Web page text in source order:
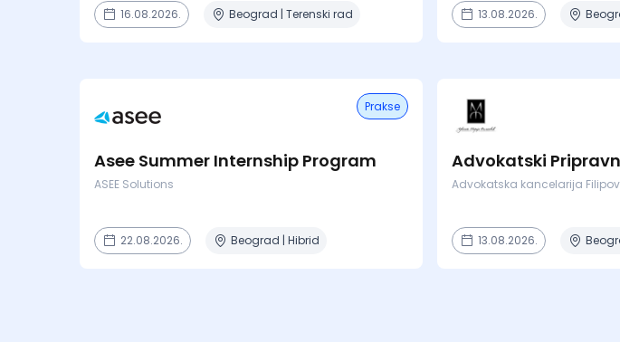
16.08.2026. Beograd | Terenski rad 13.08.2026.
Prakse
Asee Summer Internship Program
ASEE Solutions
22.08.2026. Beograd | Hibrid
Advokatski
Advokatska kancelarija
13.08.2026.